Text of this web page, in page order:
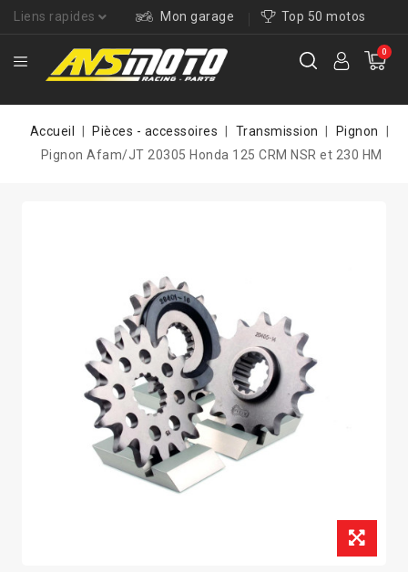
Liens rapides Mon garage Top 50 motos
0
Accueil Pièces - accessoires Transmission
Pignon
Pignon Afam/JT 20305 Honda 125 CRM NSR et 230 HM